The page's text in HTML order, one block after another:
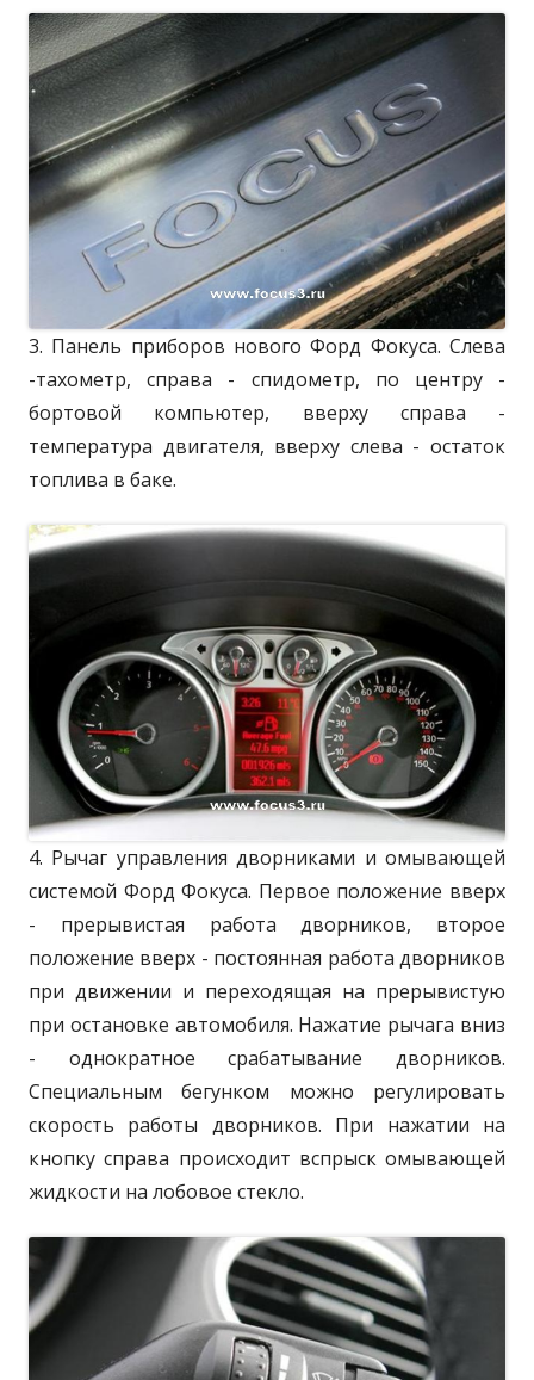
3. Панель приборов нового Форд Фокуса. Слева
-тахометр, справа - спидометр, по центру -
бортовой компьютер, вверху справа -
температура двигателя, вверху слева - остаток
топлива в баке.
4. Рычаг управления дворниками и омывающей
системой Форд Фокуса. Первое положение вверх
- прерывистая работа дворников, второе
положение вверх - постоянная работа дворников
при движении и переходящая на прерывистую
при остановке автомобиля. Нажатие рычага вниз
- однократное срабатывание дворников.
Специальным бегунком можно регулировать
скорость работы дворников. При нажатии на
кнопку справа происходит вспрыск омывающей
жидкости на лобовое стекло.